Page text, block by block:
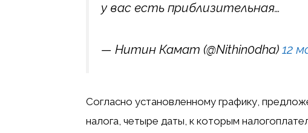
у вас есть приблизительная…
— Нитин Камат (@Nithin0dha) 12
Согласно установленному графику,
налога, четыре даты, к которым